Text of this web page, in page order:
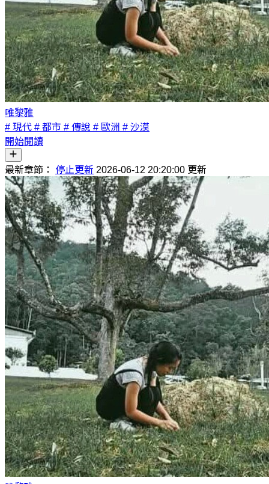
唯黎雅
# 現代 # 都市 # 傳說 # 歐洲 # 沙漠
開始閱讀
最新章節： 停止更新 2026-06-12 20:20:00 更新